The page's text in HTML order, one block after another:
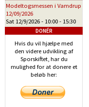
Modeltogsmessen i Vamdrup
12/09/2026
Sat 12/9/2026 - 10:00 - 15:30
DONÉR
Hvis du vil hjælpe med
den videre udvikling af
Sporskiftet, har du
mulighed for at donere et
beløb her: